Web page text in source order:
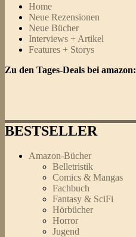
Home
Neue Rezensionen
Neue Bücher
Interviews + Artikel
Features + Storys
Zu den Tages-Deals bei amazon:
BESTSELLER
Amazon-Bücher
Belletristik
Comics & Mangas
Fachbuch
Fantasy & SciFi
Hörbücher
Horror
Jugend